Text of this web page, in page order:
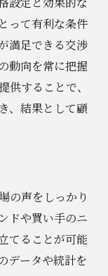
って有利な条件
満足できる交渉
動向を常に把握
供することで、
、結果として顧
の声をしっかり
ドや買い手のニ
てることが可能
データや統計を